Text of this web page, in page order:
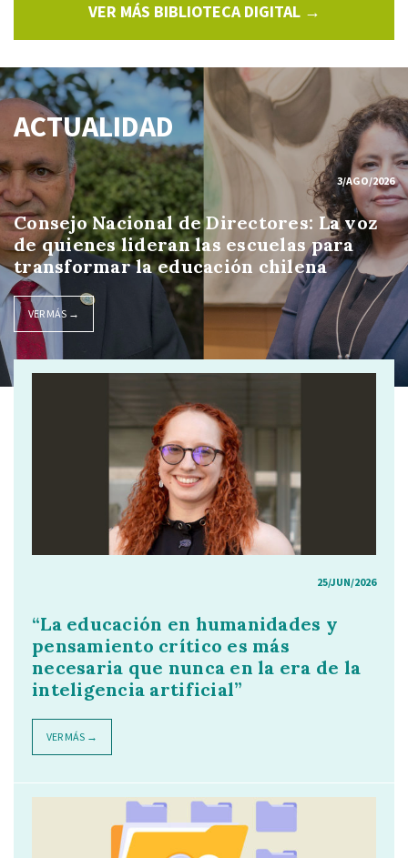
VER MÁS BIBLIOTECA DIGITAL →
ACTUALIDAD
3/AGO/2026
Consejo Nacional de Directores: La voz
de quienes lideran las escuelas para
transformar la educación chilena
VER MÁS →
25/JUN/2026
“La educación en humanidades y
pensamiento crítico es más
necesaria que nunca en la era de la
inteligencia artificial”
VER MÁS →